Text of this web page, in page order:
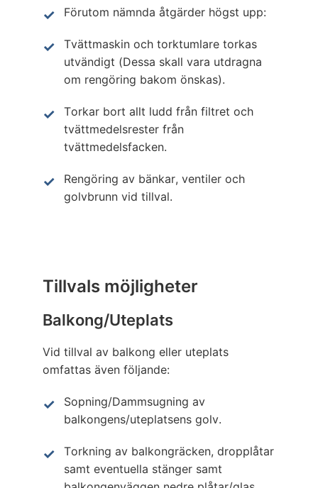
Förutom nämnda åtgärder högst upp:
Tvättmaskin och torktumlare torkas
utvändigt (Dessa skall vara utdragna
om rengöring bakom önskas).
Torkar bort allt ludd från filtret och
tvättmedelsrester från
tvättmedelsfacken.
Rengöring av bänkar, ventiler och
golvbrunn vid tillval.
Tillvals möjligheter
Balkong/Uteplats
Vid tillval av balkong eller uteplats
omfattas även följande:
Sopning/Dammsugning av
balkongens/uteplatsens golv.
Torkning av balkongräcken, dropplåtar
samt eventuella stänger samt